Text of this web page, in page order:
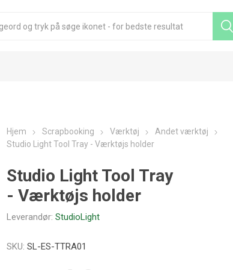
Hjem Scrapbooking Værktøj
Andet værktøj
Studio Light Tool Tray - Værktøjs holder
Studio Light Tool Tray
- Værktøjs holder
Leverandør: StudioLight
SKU: SL-ES-TTRA01